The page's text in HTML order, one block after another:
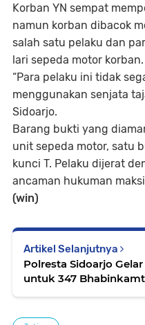
Korban YN sempat
namun korban dibacok
salah satu pelaku dan
lari sepeda motor korban.
“Para pelaku ini tidak
menggunakan senjata
Sidoarjo.
Barang bukti yang
unit sepeda motor, satu
kunci T. Pelaku dijerat
ancaman hukuman
(win)
Artikel Selanjutnya
Polresta Sidoarjo
untuk 347